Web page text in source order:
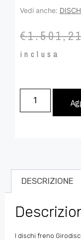
Vedi anche:
€
inclusa
DESCRIZIONE
I dischi freno